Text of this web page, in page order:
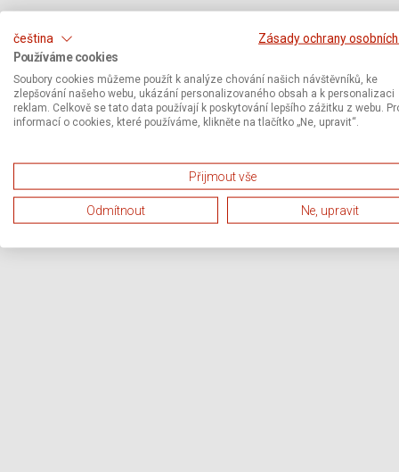
čeština
Zásady ochrany
Používáme cookies
Soubory cookies můžeme použít k analýze chování našich návštěvníků, ke
zlepšování našeho webu, ukázání personalizovaného obsah a k personalizaci
reklam. Celkově se tato data používají k poskytování lepšího zážitku z webu.
informací o cookies, které používáme, klikněte na tlačítko „Ne, upravit“.
Přijmout vše
Odmítnout Ne, upravit